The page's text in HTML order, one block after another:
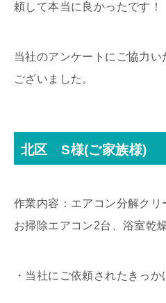
頼して本当に良かったです！
当社のアンケートにご協力い
ございました。
北区 S様(ご家族様)
作業内容：エアコン分解ク
お掃除エアコン2台、浴室乾
・当社にご依頼されたきっか